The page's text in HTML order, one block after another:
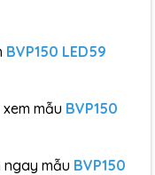
BVP150 LED59
mẫu BVP150
ngay mẫu BVP150